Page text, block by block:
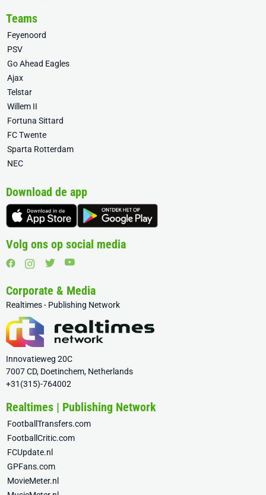
Teams
Feyenoord
PSV
Go Ahead Eagles
Ajax
Telstar
Willem II
Fortuna Sittard
FC Twente
Sparta Rotterdam
NEC
Download de app
Volg ons op social media
Corporate & Media
Realtimes - Publishing Network
Innovatieweg 20C
7007 CD, Doetinchem, Netherlands
+31(315)-764002
Realtimes | Publishing Network
FootballTransfers.com
FootballCritic.com
FCUpdate.nl
GPFans.com
MovieMeter.nl